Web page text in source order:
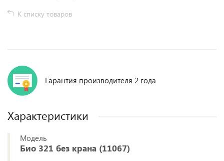
К списку товаров
Гарантия производителя 2 года
Характеристики
Модель
Био 321 без крана (11067)